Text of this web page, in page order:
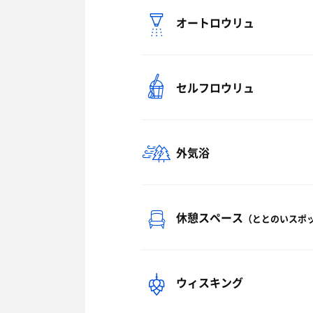
オートロウリュ
セルフロウリュ
外気浴
休憩スペース （ととのいスポ
ウィスキング